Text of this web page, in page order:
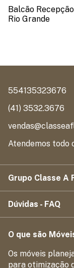
Balcão
Rio Grande
554135323676
(41) 3532.3676
Atendemos todo
Grupo Classe A
Dúvidas - FAQ
O que são
Os móveis
para otimização